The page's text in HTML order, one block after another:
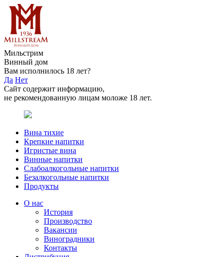
Мильстрим
Винный дом
Вам исполнилось 18 лет?
Да Нет
Сайт содержит информацию,
не рекомендованную лицам моложе 18 лет.
Вина тихие
Крепкие напитки
Игристые вина
Винные напитки
Слабоалкогольные напитки
Безалкогольные напитки
Продукты
О нас
История
Производство
Вакансии
Виноградники
Контакты